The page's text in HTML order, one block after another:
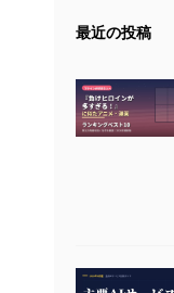
最近の投稿